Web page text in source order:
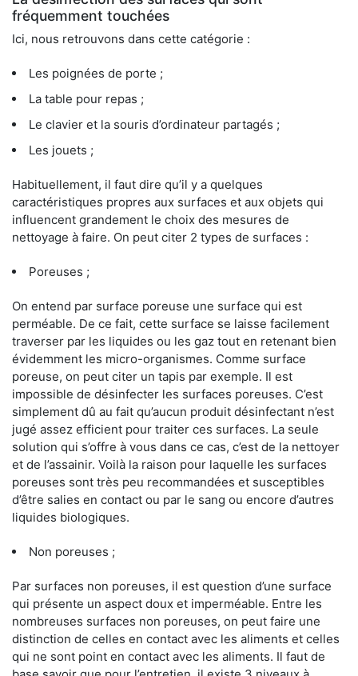
fréquemment touchées
Ici, nous retrouvons dans cette catégorie :
Les poignées de porte ;
La table pour repas ;
Le clavier et la souris d’ordinateur partagés ;
Les jouets ;
Habituellement, il faut dire qu’il y a quelques
caractéristiques propres aux surfaces et aux objets qui
influencent grandement le choix des mesures de
nettoyage à faire. On peut citer 2 types de surfaces :
Poreuses ;
On entend par surface poreuse une surface qui est
perméable. De ce fait, cette surface se laisse facilement
traverser par les liquides ou les gaz tout en retenant bien
évidemment les micro-organismes. Comme surface
poreuse, on peut citer un tapis par exemple. Il est
impossible de désinfecter les surfaces poreuses. C’est
simplement dû au fait qu’aucun produit désinfectant n’est
jugé assez efficient pour traiter ces surfaces. La seule
solution qui s’offre à vous dans ce cas, c’est de la nettoyer
et de l’assainir. Voilà la raison pour laquelle les surfaces
poreuses sont très peu recommandées et susceptibles
d’être salies en contact ou par le sang ou encore d’autres
liquides biologiques.
Non poreuses ;
Par surfaces non poreuses, il est question d’une surface
qui présente un aspect doux et imperméable. Entre les
nombreuses surfaces non poreuses, on peut faire une
distinction de celles en contact avec les aliments et celles
qui ne sont point en contact avec les aliments. Il faut de